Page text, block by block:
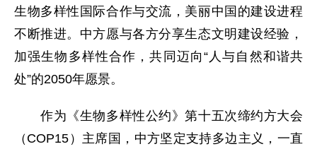
生物多样性国际合作与交流，美丽中国的建设进程
不断推进。中方愿与各方分享生态文明建设经验，
加强生物多样性合作，共同迈向“人与自然和谐共
处”的2050年愿景。
作为《生物多样性公约》第十五次缔约方大会
（COP15）主席国，中方坚定支持多边主义，一直